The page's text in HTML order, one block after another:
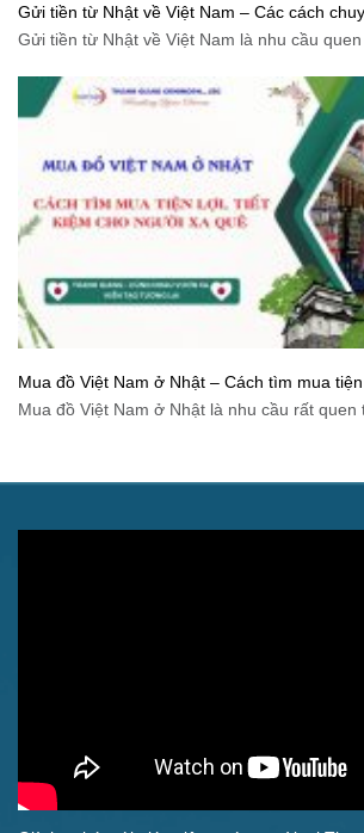
Gửi tiền từ Nhật về Việt Nam – Các cách
và tiết kiệm
Gửi tiền từ Nhật về Việt Nam là nhu cầu
Mua đồ Việt Nam ở Nhật – Cách tìm mua
người xa quê
Mua đồ Việt Nam ở Nhật là nhu cầu rất quen